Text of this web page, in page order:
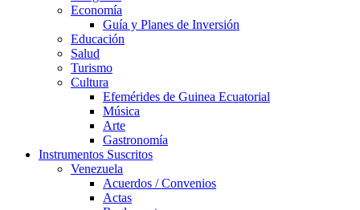
Economía
Guía y Planes de Inversión
Educación
Salud
Turismo
Cultura
Efemérides de Guinea Ecuatorial
Música
Arte
Gastronomía
Instrumentos Suscritos
Venezuela
Acuerdos / Convenios
Actas